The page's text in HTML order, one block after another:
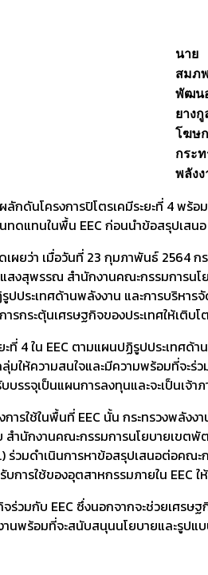
นาย
สมภพ
พัฒน
ยางกู
โฆษก
กระท
พลังง
กดันโครงการปิโตรเคมีระยะที่ 4 พร้
ดแทนในพื้น EEC ก่อนนำข้อสรุปเ
เมื่อวันที่ 23 กุมภาพันธ์ 2564 กร
งสุพรรณ สำนักงานคณะกรรมการ
ระเทศด้านพลังงาน และการบริหา
ารกระตุ้นเศรษฐกิจของประเทศให้
ใน EEC ตามแผนปฏิรูปประเทศด้า
ความสนใจและมีความพร้อมที่จะร่
รรจุเป็นแผนการลงทุนและจะเป็นเจ้
นพื้นที่ EEC นั้น กระทรวงพลังงาน
ำนักงานคณะกรรมการนโยบายเข
วมดำเนินการหาข้อสรุปเสนอต่อคณ
ารใช้ของอุตสาหกรรมภายใน EEC
ร่วมกับ EEC ซึ่งนอกจากจะช่วยเศ
นพร้อมที่จะสนับสนุนนโยบายและรูป